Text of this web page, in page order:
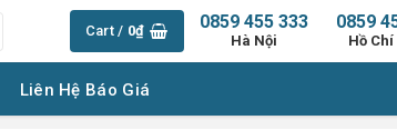
Cart / 0₫ 0859
Hồ
0859 455 333
Hà Nội
Liên Hệ Báo Giá